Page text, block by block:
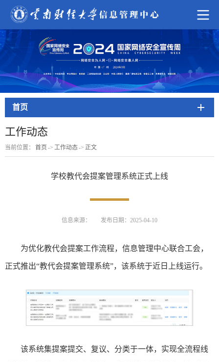
首页
工作动态
当前位置： 首页 -> 工作动态-> 正文
学校教代会提案管理系统正式上线
信息来源： 发布日期：2025-04-10
为优化教代会提案工作流程，信息管理中心联合工会，
正式推出“教代会提案管理系统”，该系统于近日上线运行。
该系统集提案提交、复议、分类于一体，实现全流程线